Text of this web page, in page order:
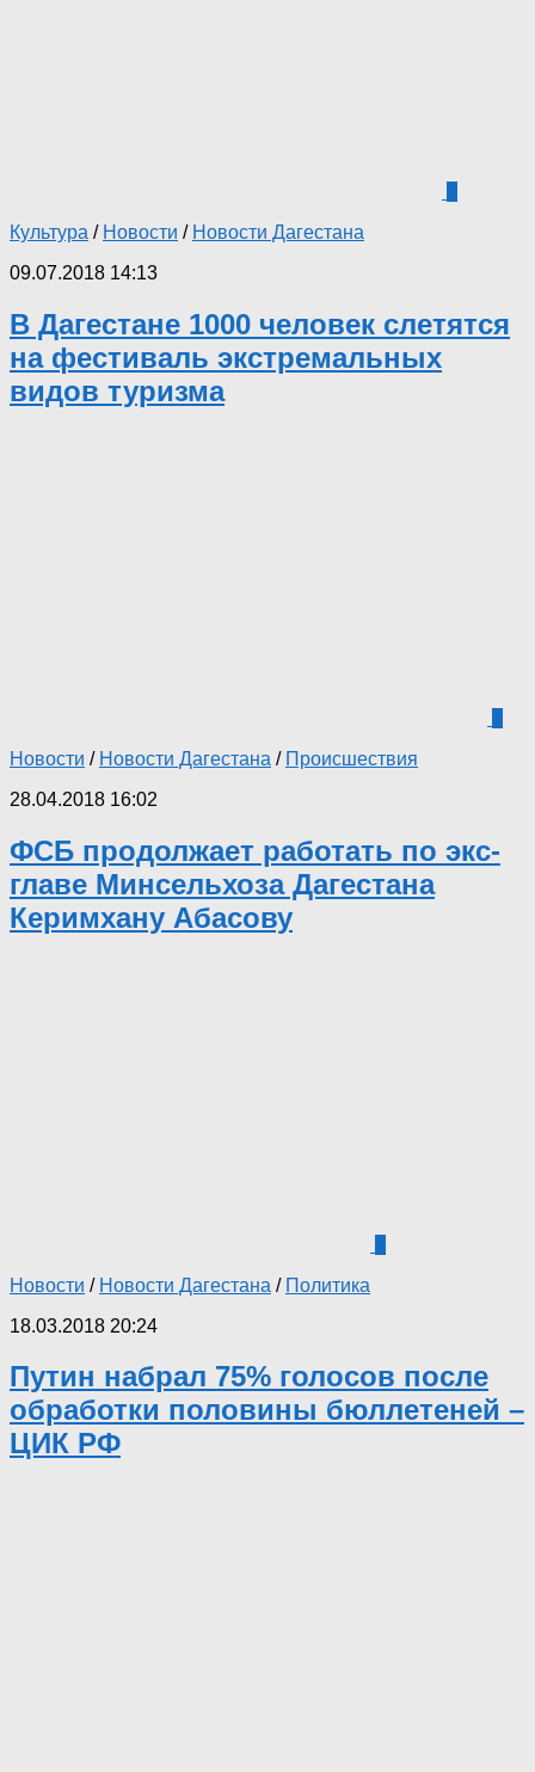
Культура / Новости / Новости Дагестана
09.07.2018 14:13
В Дагестане 1000 человек слетятся
на фестиваль экстремальных
видов туризма
Новости / Новости Дагестана / Происшествия
28.04.2018 16:02
ФСБ продолжает работать по экс-
главе Минсельхоза Дагестана
Керимхану Абасову
Новости / Новости Дагестана / Политика
18.03.2018 20:24
Путин набрал 75% голосов после
обработки половины бюллетеней –
ЦИК РФ